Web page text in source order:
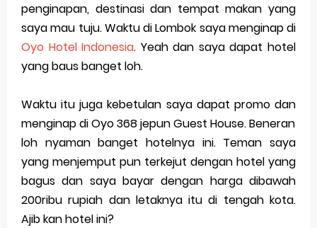
penginapan, destinasi dan tempat makan yang
saya mau tuju. Waktu di Lombok saya menginap di
Oyo Hotel Indonesia. Yeah dan saya dapat hotel
yang baus banget loh.
Waktu itu juga kebetulan saya dapat promo dan
menginap di Oyo 368 jepun Guest House. Beneran
loh nyaman banget hotelnya ini. Teman saya
yang menjemput pun terkejut dengan hotel yang
bagus dan saya bayar dengan harga dibawah
200ribu rupiah dan letaknya itu di tengah kota.
Ajib kan hotel ini?